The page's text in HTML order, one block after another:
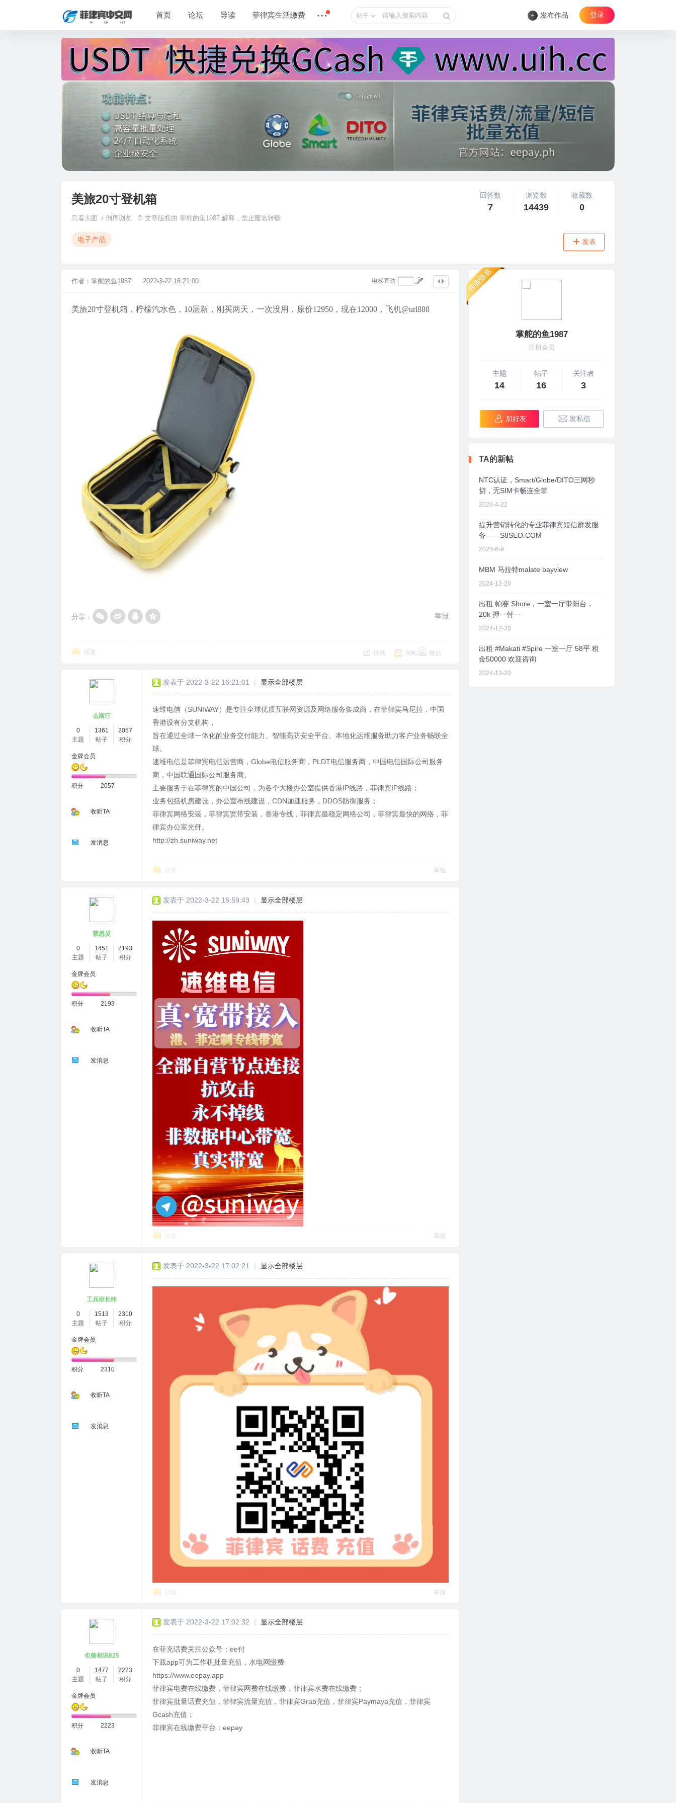
首页 论坛 导读 菲律宾生活缴费 帖子 + 发布作品 登录
美旅20寸登机箱
只看大图 / 倒序浏览 © 文章版权由 掌舵的鱼1987 解释，禁止匿名转载
电子产品
回答数
7
浏览数
14439
收藏数
0
发表
作者： 掌舵的鱼1987 2022-3-22 16:21:00 电梯直达
美旅20寸登机箱，柠檬汽水色，10层新，刚买两天，一次没用，原价12950，现在12000，飞机@url888
分享： 举报
转播 淘帖 微信
回复
么斯汀
0
主题
1361
帖子
2057
积分
金牌会员
积分 2057
收听TA
发消息
发表于 2022-3-22 16:21:01 | 显示全部楼层
速维电信（SUNIWAY）是专注全球优质互联网资源及网络服务集成商，在菲律宾马尼拉，中国
香港设有分支机构，
旨在通过全球一体化的业务交付能力、智能高防安全平台、本地化运维服务助力客户业务畅联全
球。
速维电信是菲律宾电信运营商，Globe电信服务商，PLDT电信服务商，中国电信国际公司服务
商，中国联通国际公司服务商。
主要服务于在菲律宾的中国公司，为各个大楼办公室提供香港IP线路，菲律宾IP线路；
业务包括机房建设，办公室布线建设，CDN加速服务，DDOS防御服务；
菲律宾网络安装，菲律宾宽带安装，香港专线，菲律宾最稳定网络公司，菲律宾最快的网络，菲
律宾办公室光纤。
http://zh.suniway.net
举报
紫愚灵
0
主题
1451
帖子
2193
积分
金牌会员
积分 2193
收听TA
发消息
发表于 2022-3-22 16:59:43 | 显示全部楼层
举报
工兵班长纬
0
主题
1513
帖子
2310
积分
金牌会员
积分 2310
收听TA
发消息
发表于 2022-3-22 17:02:21 | 显示全部楼层
举报
也曾相识825
0
主题
1477
帖子
2223
积分
金牌会员
积分 2223
收听TA
发消息
发表于 2022-3-22 17:02:32 | 显示全部楼层
在菲充话费关注公众号：ee付
下载app可为工作机批量充值，水电网缴费
https://www.eepay.app
菲律宾电费在线缴费，菲律宾网费在线缴费，菲律宾水费在线缴费；
菲律宾批量话费充值，菲律宾流量充值，菲律宾Grab充值，菲律宾Paymaya充值，菲律宾
Gcash充值；
菲律宾在线缴费平台：eepay
掌舵的鱼1987
注册会员
主题
14
帖子
16
关注者
3
加好友 发私信
TA的新帖
NTC认证，Smart/Globe/DITO三网秒
切，无SIM卡畅连全菲
2026-4-22
提升营销转化的专业菲律宾短信群发服
务——S8SEO.COM
2025-6-9
MBM 马拉特malate bayview
2024-12-20
出租 帕赛 Shore，一室一厅带阳台，
20k 押一付一
2024-12-20
出租 #Makati #Spire 一室一厅 58平 租
金50000 欢迎咨询
2024-12-20